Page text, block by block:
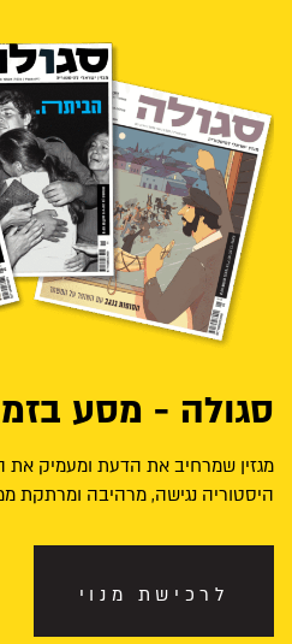
סגולה - מסע בזמן
מגזין שמרחיב את הדעת ומעמיק את
היסטוריה נגישה, מרהיבה ומרתקת
לרכישת מנוי